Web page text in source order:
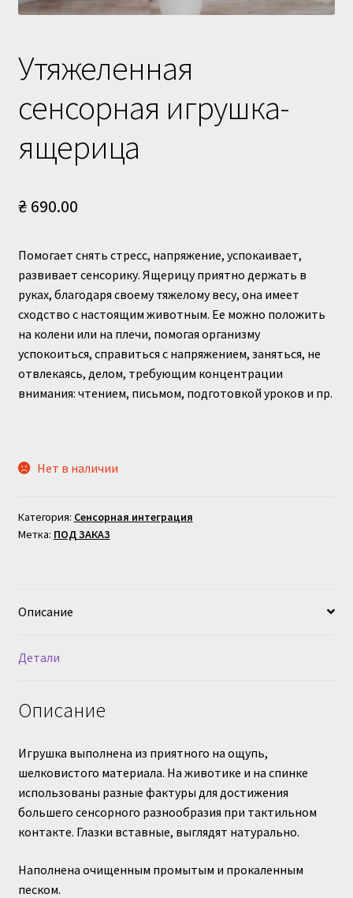
Доставка и оплата
Утяжеленная
сенсорная игрушка-
ящерица
₴690.00
Помогает снять стресс, напряжение, успокаивает,
развивает сенсорику. Ящерицу приятно держать в
руках, благодаря своему тяжелому весу, она имеет
сходство с настоящим животным. Ее можно положить
на колени или на плечи, помогая организму
успокоиться, справиться с напряжением, заняться, не
отвлекаясь, делом, требующим концентрации
внимания: чтением, письмом, подготовкой уроков и пр.
Нет в наличии
Категория: Сенсорная интеграция
Метка: ПОД ЗАКАЗ
Описание
Детали
Описание
Игрушка выполнена из приятного на ощупь,
шелковистого материала. На животике и на спинке
использованы разные фактуры для достижения
большего сенсорного разнообразия при тактильном
контакте. Глазки вставные, выглядят натурально.
Наполнена очищенным промытым и прокаленным
песком.